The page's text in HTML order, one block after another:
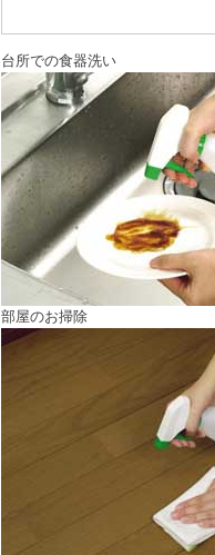
台所での食器洗い
部屋のお掃除